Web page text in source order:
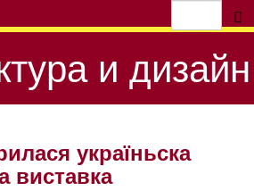
и дизайн
україньска
виставка